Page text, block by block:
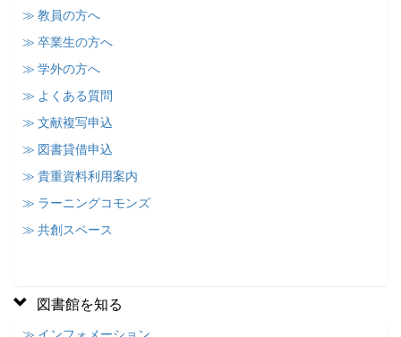
≫ 教員の方へ
≫ 卒業生の方へ
≫ 学外の方へ
≫ よくある質問
≫ 文献複写申込
≫ 図書貸借申込
≫ 貴重資料利用案内
≫ ラーニングコモンズ
≫ 共創スペース
図書館を知る